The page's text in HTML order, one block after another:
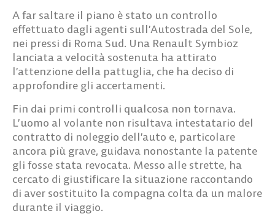
A far saltare il piano è stato un controllo
effettuato dagli agenti sull’Autostrada del Sole,
nei pressi di Roma Sud. Una Renault Symbioz
lanciata a velocità sostenuta ha attirato
l’attenzione della pattuglia, che ha deciso di
approfondire gli accertamenti.
Fin dai primi controlli qualcosa non tornava.
L’uomo al volante non risultava intestatario del
contratto di noleggio dell’auto e, particolare
ancora più grave, guidava nonostante la patente
gli fosse stata revocata. Messo alle strette, ha
cercato di giustificare la situazione raccontando
di aver sostituito la compagna colta da un malore
durante il viaggio.